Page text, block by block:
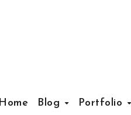
Home Blog Portfolio